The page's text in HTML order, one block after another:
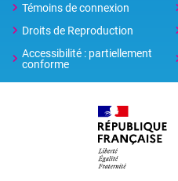
Témoins de connexion
Droits de Reproduction
Accessibilité : partiellement
conforme